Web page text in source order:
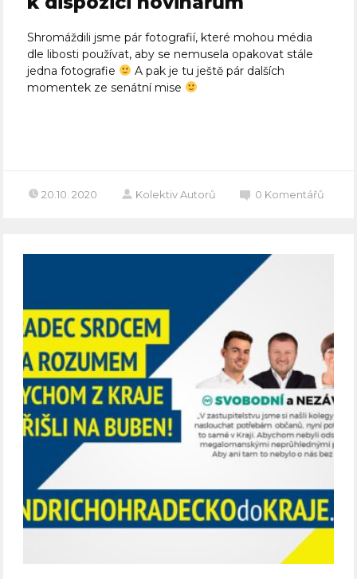
Shromáždili jsme pár fotografií, které mohou média
dle libosti používat, aby se nemusela opakovat stále
jedna fotografie
A pak je tu ještě pár dalších
momentek ze senátní mise
20.10. 2020 Kolektiv Autorů 0 Komentářů